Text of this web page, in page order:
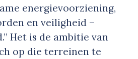
energievoorziening,
en veiligheid –
Het is de ambitie van
op die terreinen te